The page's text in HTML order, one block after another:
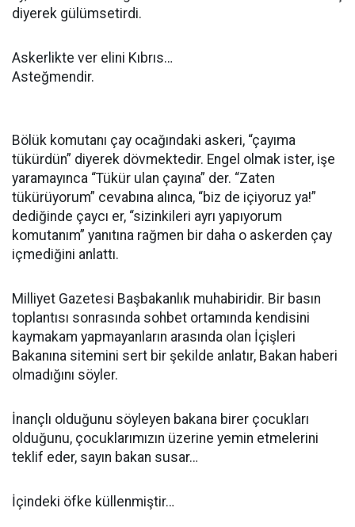
diyerek gülümsetirdi.
Askerlikte ver elini Kıbrıs…
Asteğmendir.
Bölük komutanı çay ocağındaki askeri, “çayıma
tükürdün” diyerek dövmektedir. Engel olmak ister, işe
yaramayınca “Tükür ulan çayına” der. “Zaten
tükürüyorum” cevabına alınca, “biz de içiyoruz ya!”
dediğinde çaycı er, “sizinkileri ayrı yapıyorum
komutanım” yanıtına rağmen bir daha o askerden çay
içmediğini anlattı.
Milliyet Gazetesi Başbakanlık muhabiridir. Bir basın
toplantısı sonrasında sohbet ortamında kendisini
kaymakam yapmayanların arasında olan İçişleri
Bakanına sitemini sert bir şekilde anlatır, Bakan haberi
olmadığını söyler.
İnançlı olduğunu söyleyen bakana birer çocukları
olduğunu, çocuklarımızın üzerine yemin etmelerini
teklif eder, sayın bakan susar…
İçindeki öfke küllenmiştir…